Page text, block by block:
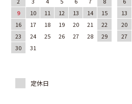
9
10 11 12 13 14
15
16
17 18 19 20 21
22
23
24 25 26 27 28
29
30
31
13
20
27